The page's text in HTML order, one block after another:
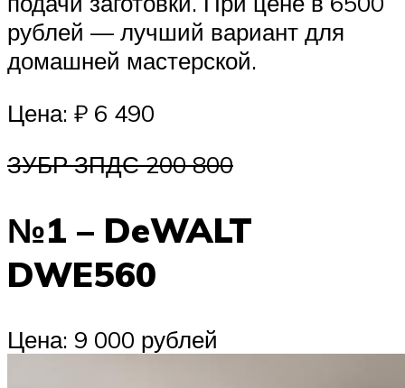
рублей — лучший вариант для
домашней мастерской.
Цена: ₽ 6 490
ЗУБР ЗПДС 200 800
№1 – DeWALT
DWE560
Цена: 9 000 рублей